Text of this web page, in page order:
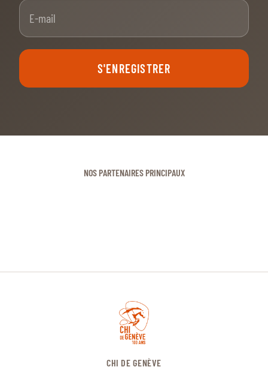
S'ENREGISTRER
NOS PARTENAIRES PRINCIPAUX
CHI DE GENÈVE